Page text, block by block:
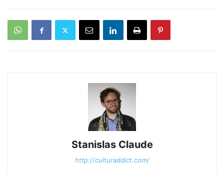
Stanislas Claude
http://culturaddict.com/